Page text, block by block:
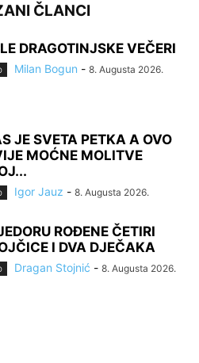
ČLANCI
DRAGOTINJSKE VEČERI
Milan Bogun - 8. Augusta 2026.
JE SVETA PETKA A OVO
MOĆNE MOLITVE
Igor Jauz - 8. Augusta 2026.
ROĐENE ČETIRI
I DVA DJEČAKA
Dragan Stojnić - 8. Augusta 2026.